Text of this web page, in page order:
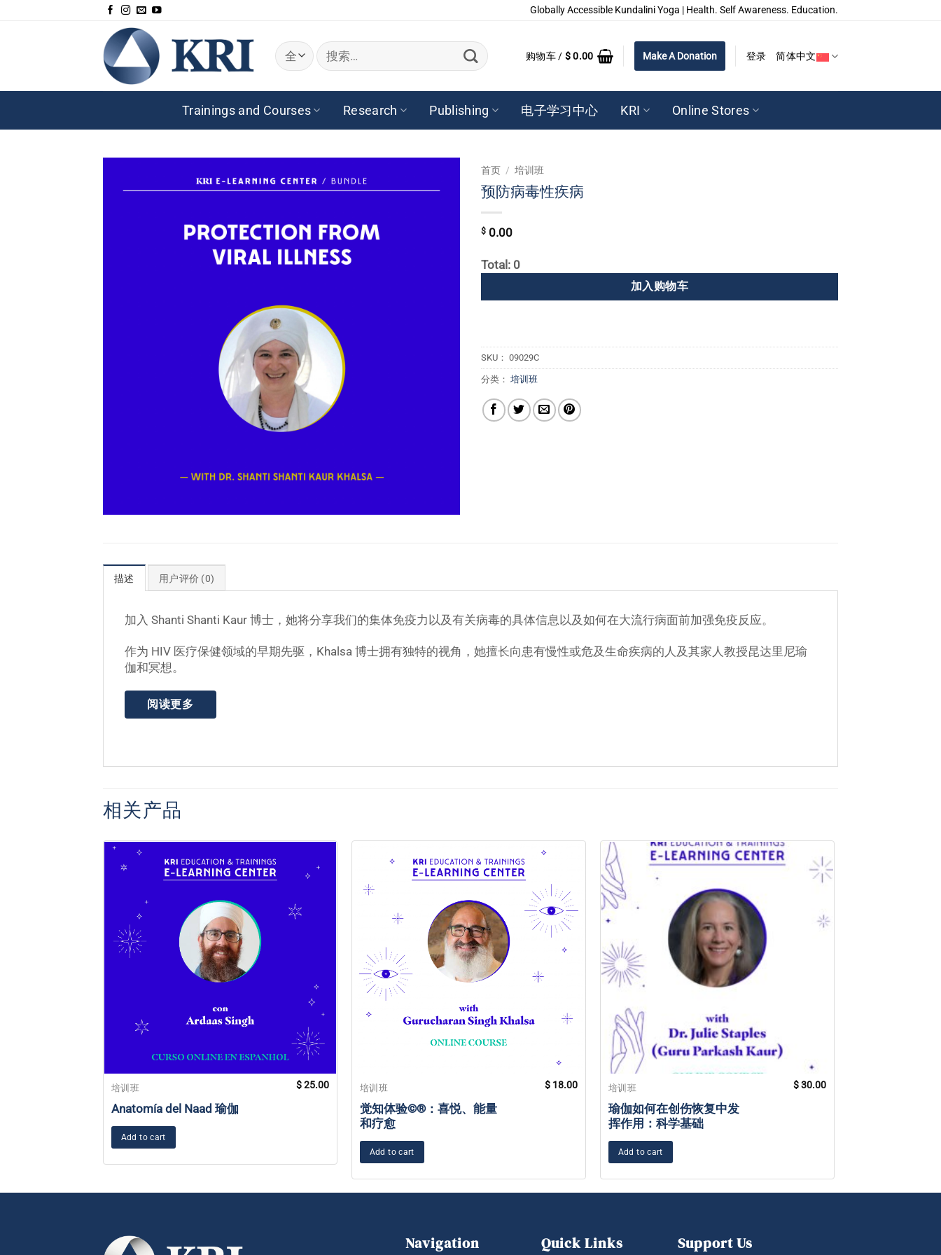
Globally Accessible Kundalini Yoga | Health. Self Awareness. Education.
搜
索：
购物车 / $0.00 Make A Donation 登录 简体中文
Trainings and Courses Research Publishing 电子学习中心 KRI Online Stores
首页 / 培训班
预防病毒性疾病
$ 0.00
Total: 0
加入购物车
SKU： 09029C
分类： 培训班
描述 用户评价 (0)
加入 Shanti Shanti Kaur 博士，她将分享我们的集体免疫力以及有关病毒的具体信息以及如何在大流行病面前加强免疫反应。
作为 HIV 医疗保健领域的早期先驱，Khalsa 博士拥有独特的视角，她擅长向患有慢性或危及生命疾病的人及其家人教授昆达里尼瑜
伽和冥想。
阅读更多
相关产品
培训班
Anatomía del Naad 瑜伽
$25.00
Add to cart
培训班
觉知体验©®：喜悦、能量
和疗愈
$ 18.00
Add to cart
培训班
瑜伽如何在创伤恢复中发
挥作用：科学基础
$30.00
Add to cart
Navigation Quick Links Support Us